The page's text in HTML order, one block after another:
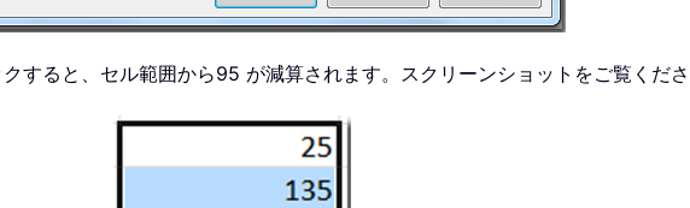
クすると、セル範囲から95 が減算されます。スクリーンショットをご覧くだ